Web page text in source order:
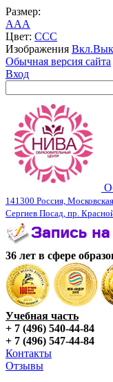
Размер:
AAA
Цвет: CCC
Изображения Вкл.
Обычная версия сайта
Вход
141300 Россия,
Сергиев Посад, пр.
36 лет в сфере
Учебная часть
+ 7 (496) 540-44-84
+ 7 (496) 547-44-84
Контакты
Отзывы